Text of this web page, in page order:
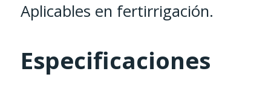
Aplicables en fertirrigación.
Especificaciones